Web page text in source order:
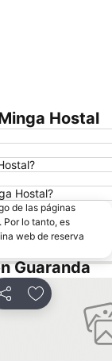
Hostal
Hostal?
de las páginas
Por lo tanto, es
web de reserva
Guaranda
CompartirAgregar a